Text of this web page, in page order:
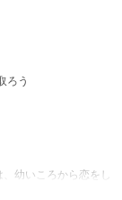
ろう
幼いころから恋をし